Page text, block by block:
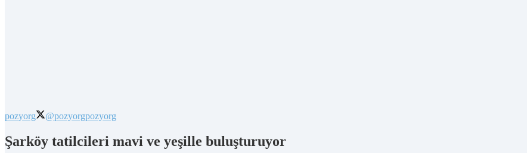
pozyorg @pozyorgpozyorg
Şarköy tatilcileri mavi ve yeşille buluşturuyor